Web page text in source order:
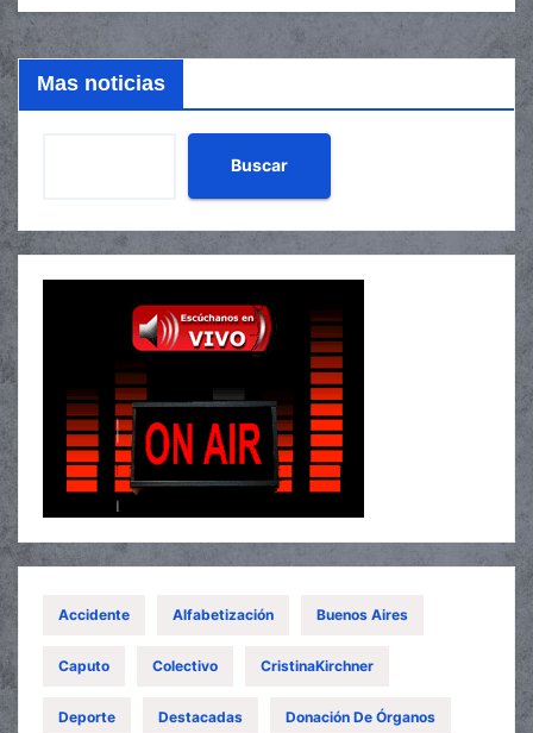
Mas noticias
Buscar
Accidente Alfabetización Buenos Aires
Caputo Colectivo CristinaKirchner
Deporte Destacadas Donación De Órganos